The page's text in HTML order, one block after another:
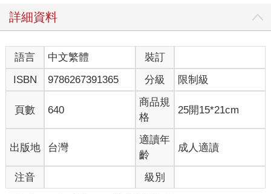
下。」
Khunpra Chom先生的身形如同巨人般魁武，深褐色的皮膚因日曬
過多而顯得粗糙，臉龐被一片凌亂的鬍子所覆蓋，那道犀利的眼
神總是令人感到畏懼。
別說只有僕人們會怕了，連公主出來玩都得躲避他的視線。
「Anil公主快下來吧，Khunpra Chom先生走過來這邊了！」Prik
少女從樹上跌落，在空地上呈現滑稽的姿勢，但Prik完全笑不出
來，因為摔下來的人正是Sawetawarit家族的小女兒，而Prik從出
生以來便一直依靠這個家族維生。
「完了，完了，完了。」Prik大叫，聲音大到幾乎能傳到千里之
詳細資料
語言 中文繁體
裝訂
ISBN
9786267391365 分級 限制級
頁數 640
商品規
格
25開15*21cm
出版地 台灣
適讀年
齡
成人適讀
注音 級別